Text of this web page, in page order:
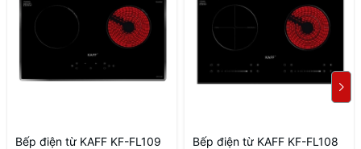
Bếp điện từ KAFF KF-FL109
Bếp điện từ KAFF KF-FL108